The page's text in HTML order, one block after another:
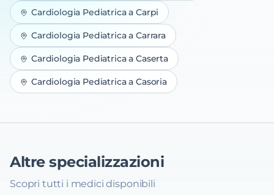
Cardiologia PediatricaaCarpi
Cardiologia PediatricaaCarrara
Cardiologia PediatricaaCaserta
Cardiologia PediatricaaCasoria
Altre specializzazioni
Scopri tutti i medici disponibili